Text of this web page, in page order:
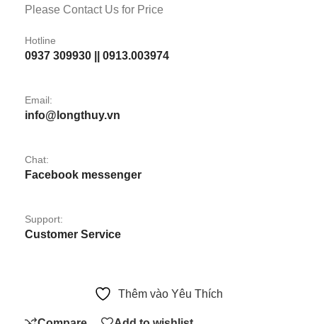
Please Contact Us for Price
Hotline
0937 309930 || 0913.003974
Email:
info@longthuy.vn
Chat:
Facebook messenger
Support:
Customer Service
Thêm vào Yêu Thích